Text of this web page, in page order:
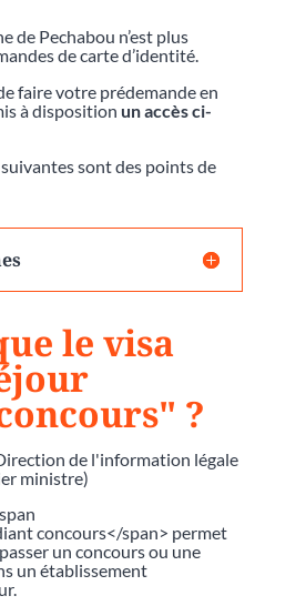
de Pechabou n’est plus
de carte d’identité.
faire votre prédemande en
à disposition un accès ci-
sont des points de
le visa
?
de l'information légale
ministre)
concours</span> permet
un concours ou une
un établissement